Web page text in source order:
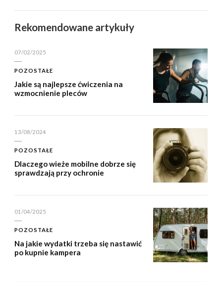
Rekomendowane artykuły
07/02/2025
POZOSTAŁE
Jakie są najlepsze ćwiczenia na
wzmocnienie pleców
13/08/2024
POZOSTAŁE
Dlaczego wieże mobilne dobrze się
sprawdzają przy ochronie
01/04/2025
POZOSTAŁE
Na jakie wydatki trzeba się nastawić
po kupnie kampera